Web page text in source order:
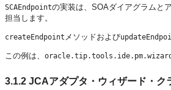
SCAEndpointの実装は、SOAダイアグラムと
担当します。
createEndpoint メソッドおよび
この例は、
3.1.2 JCAアダプタ・ウィザード・ク